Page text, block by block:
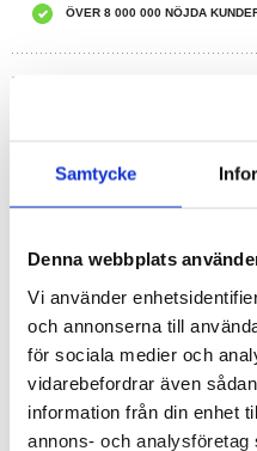
Samtycke
Denna webbplats
Vi använder
och annonserna till
för sociala medier och
vidarebefordrar även
information från din enhet
annons- och analysföretag
ÖVER 8 000 000 NÖJDA
REKOMMENDERADE AV
PU-läder Magnetiskt
- Premium PU-läder med delikat
ett bekvämt taktilt intryck
- TPU innerfodral med bra flexibilitet
- Avtryck med solrosmönster, visar
- Fyra bufferthörn skyddar telefonen
- Kreditkortsfack i plånboksstil +
värdesaker
- Magnetisk stängning ger mer
- Vikbart och stabilt stativ med
- Helkroppsskydd, skyddar enheten
- Handremmen är bekväm för att